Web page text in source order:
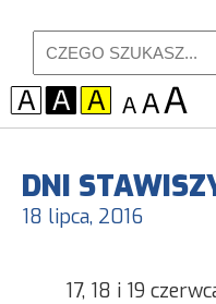
DNI
18 lipca, 2016
17, 18 i 19